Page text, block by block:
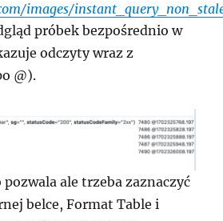
images/
próbek bezpośrednio w
odczyty wraz z
@).
ale trzeba zaznaczyć
belce, Format Table i